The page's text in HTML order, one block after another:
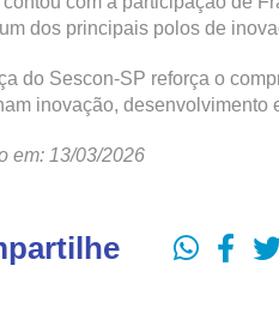
dos principais polos de
do Sescon-SP reforça o
inovação, desenvolvimento
em: 13/03/2026